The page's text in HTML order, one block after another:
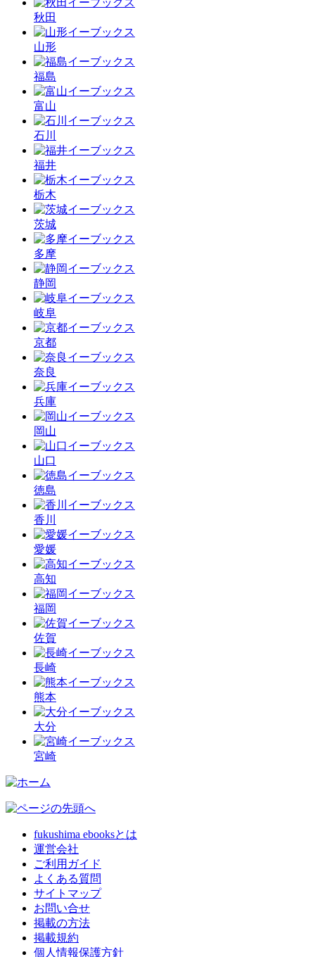
秋田
山形
福島
富山
石川
福井
栃木
茨城
多摩
静岡
岐阜
京都
奈良
兵庫
岡山
山口
徳島
香川
愛媛
高知
福岡
佐賀
長崎
熊本
大分
宮崎
fukushima ebooksとは
運営会社
ご利用ガイド
よくある質問
サイトマップ
お問い合せ
掲載の方法
掲載規約
個人情報保護方針